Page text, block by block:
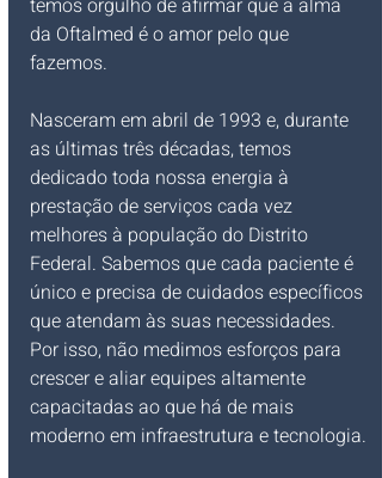
temos orgulho de afirmar que a alma
da Oftalmed é o amor pelo que
fazemos.
Nasceram em abril de 1993 e, durante
as últimas três décadas, temos
dedicado toda nossa energia à
prestação de serviços cada vez
melhores à população do Distrito
Federal. Sabemos que cada paciente é
único e precisa de cuidados específicos
que atendam às suas necessidades.
Por isso, não medimos esforços para
crescer e aliar equipes altamente
capacitadas ao que há de mais
moderno em infraestrutura e tecnologia.